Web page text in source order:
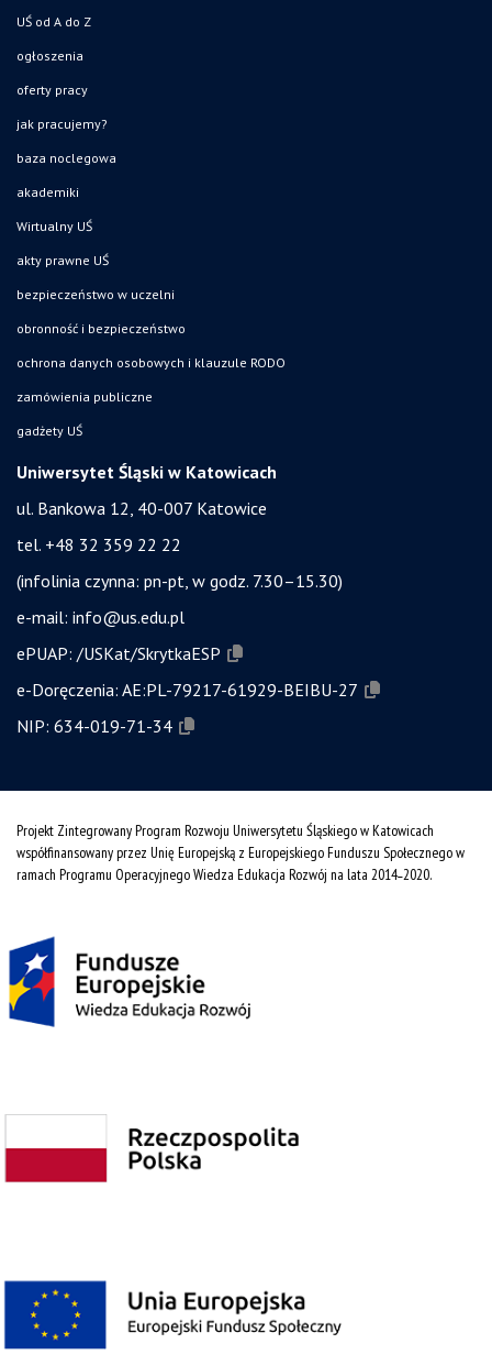
UŚ od A do Z
ogłoszenia
oferty pracy
jak pracujemy?
baza noclegowa
akademiki
Wirtualny UŚ
akty prawne UŚ
bezpieczeństwo w uczelni
obronność i bezpieczeństwo
ochrona danych osobowych i klauzule RODO
zamówienia publiczne
gadżety UŚ
Uniwersytet Śląski w Katowicach
ul. Bankowa 12, 40-007 Katowice
tel. +48 32 359 22 22
(infolinia czynna: pn-pt, w godz. 7.30–15.30)
e-mail: info@us.edu.pl
ePUAP: /USKat/SkrytkaESP
e-Doręczenia: AE:PL-79217-61929-BEIBU-27
NIP: 634-019-71-34
Projekt Zintegrowany Program Rozwoju Uniwersytetu Śląskiego w Katowicach
współfinansowany przez Unię Europejską z Europejskiego Funduszu Społecznego w
ramach Programu Operacyjnego Wiedza Edukacja Rozwój na lata 2014˗2020.